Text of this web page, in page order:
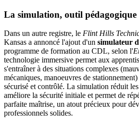
La simulation, outil pédagogique
Dans un autre registre, le Flint Hills
Kansas a annoncé l'ajout d'un simulateur
programme de formation au CDL, selon l'
technologie immersive permet aux
s'entraîner à des situations complexes
mécaniques, manoeuvres de
sécurisé et contrôlé. La simulation réduit
améliore la sécurité initiale et permet de
parfaite maîtrise, un atout précieux pour
professionnels solides.